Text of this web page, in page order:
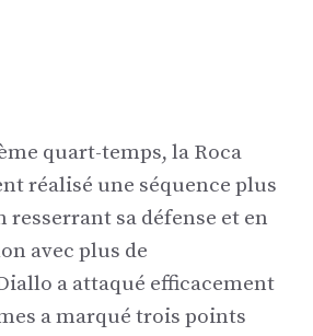
quart-temps, la Roca
réalisé une séquence plus
resserrant sa défense et en
avec plus de
a attaqué efficacement
a marqué trois points